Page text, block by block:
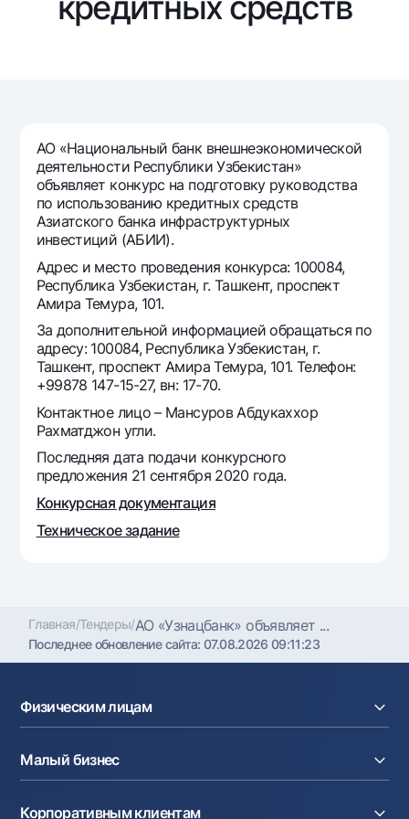
До востребования USD
UzCard/HUMO
Garmin pay
Мобильное приложение Milliy
Часто задаваемые вопросы
Ищите по сайту
Найти
Полезные ссылки
Часто задаваемые вопросы
Офисы и банкоматы
Согласие на обработку персональных данных
Следите за нами в соцсетях
АО «Национальный банк внешнеэкономической
деятельности Республики Узбекистан»
объявляет конкурс на подготовку руководства
по использованию кредитных средств
Азиатского банка инфраструктурных
инвестиций (АБИИ).
Адрес и место проведения конкурса: 100084,
Республика Узбекистан, г. Ташкент, проспект
Амира Темура, 101.
За дополнительной информацией обращаться по
адресу: 100084, Республика Узбекистан, г.
Ташкент, проспект Амира Темура, 101. Телефон:
+99878 147-15-27, вн: 17-70.
Контактное лицо – Мансуров Абдукаххор
Рахматджон угли.
Последняя дата подачи конкурсного
предложения 21 сентября 2020 года.
Конкурсная документация
Техническое задание
Главная/Тендеры/АО «Узнацбанк» объявляет ...
Последнее обновление сайта:07.08.2026 09:11:23
Физическим лицам
Вклады
Карты
Курсы валют
Малый бизнес
Корпоративным клиентам